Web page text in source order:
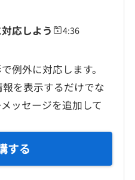
応しよう 4:36
例外に対応します。
を表示するだけでな
ッセージを追加して
する